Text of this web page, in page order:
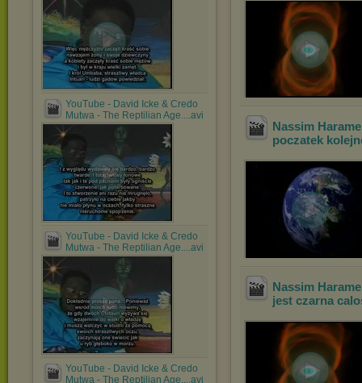
YouTube - David Icke & Credo
Mutwa - The Reptilian Age....avi
YouTube - David Icke & Credo
Mutwa - The Reptilian Age....avi
YouTube - David Icke & Credo
Mutwa - The Reptilian Age....avi
Nassim
poczatek
Nassim
jest czarna